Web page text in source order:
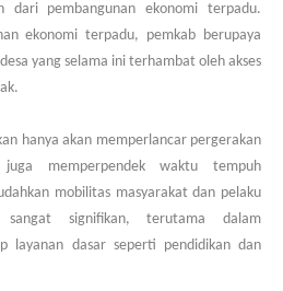
dari pembangunan ekonomi terpadu.
ekonomi terpadu, pemkab berupaya
yang selama ini terhambat oleh akses
hanya akan memperlancar pergerakan
memperpendek waktu tempuh
mobilitas masyarakat dan pelaku
sangat signifikan, terutama dalam
layanan dasar seperti pendidikan dan